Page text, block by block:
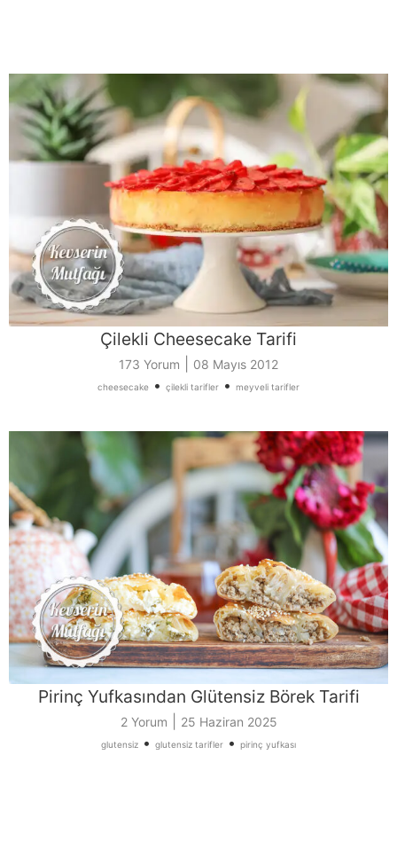
Çilekli Cheesecake Tarifi
173 Yorum 08 Mayıs 2012
cheesecake • çilekli tarifler • meyveli tarifler
Pirinç Yufkasından Glütensiz Börek Tarifi
2 Yorum 25 Haziran 2025
glutensiz • glutensiz tarifler • pirinç yufkası